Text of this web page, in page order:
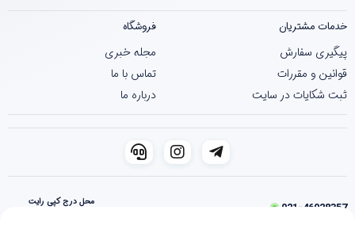
خدمات مشتریان
پیگیری سفارش
قوانین و مقررات
ثبت شکایات در سایت
فروشگاه
مجله خبری
تماس با ما
درباره ما
021-46028357
محل درج کپی رایت